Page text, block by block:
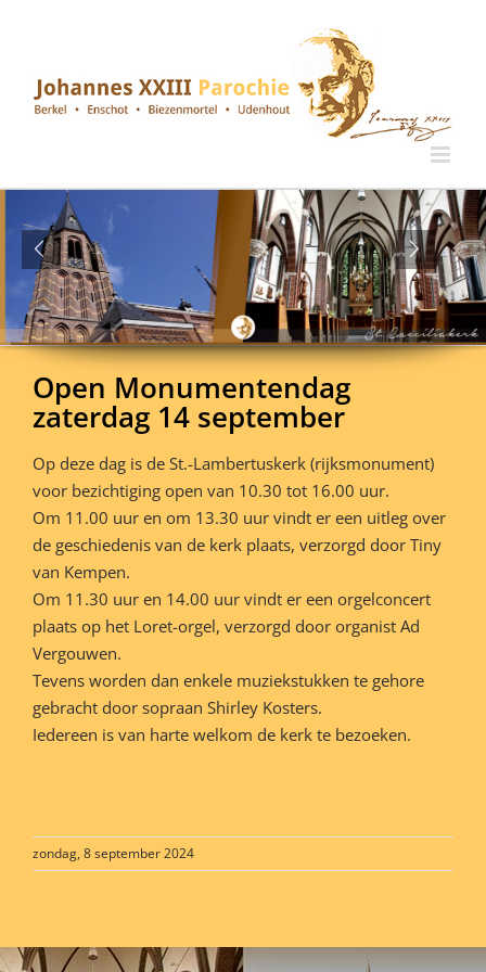
Open Monumentendag
zaterdag 14 september
Op deze dag is de St.-Lambertuskerk (rijksmonument)
voor bezichtiging open van 10.30 tot 16.00 uur.
Om 11.00 uur en om 13.30 uur vindt er een uitleg over
de geschiedenis van de kerk plaats, verzorgd door Tiny
van Kempen.
Om 11.30 uur en 14.00 uur vindt er een orgelconcert
plaats op het Loret-orgel, verzorgd door organist Ad
Vergouwen.
Tevens worden dan enkele muziekstukken te gehore
gebracht door sopraan Shirley Kosters.
Iedereen is van harte welkom de kerk te bezoeken.
zondag, 8 september 2024